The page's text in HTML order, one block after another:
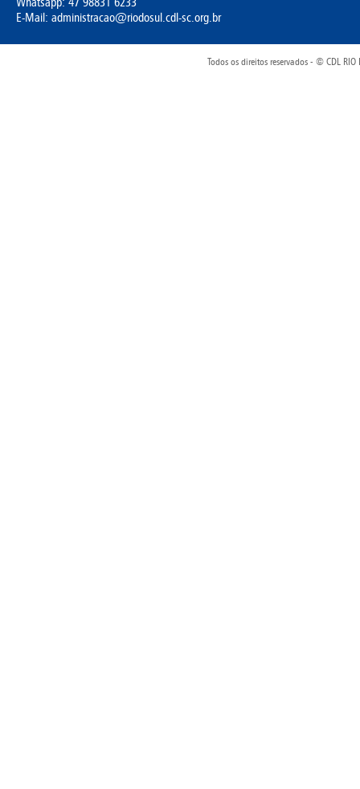
E-Mail: administracao@riodosul.cdl-sc.org.br
Todos os direitos reservados - © CDL RIO